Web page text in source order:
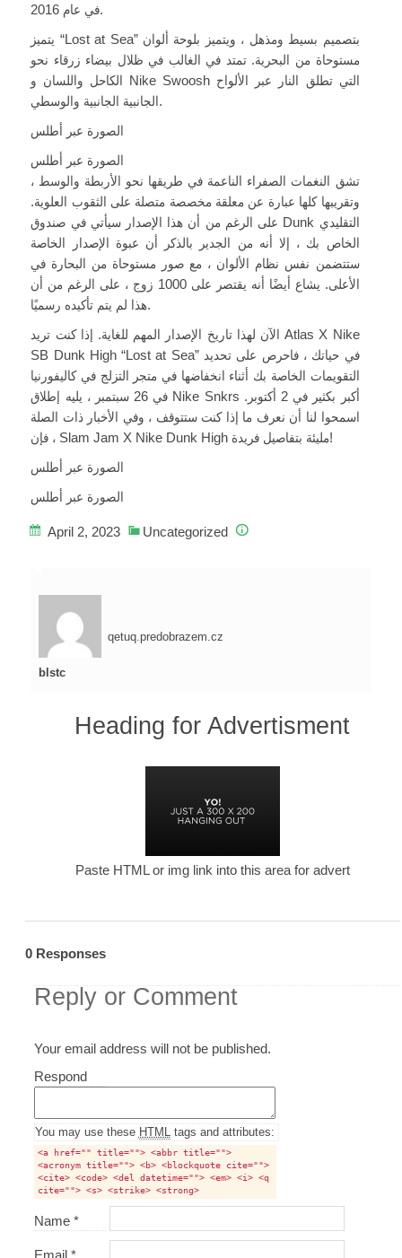
في عام 2016.
يتميز “Lost at Sea” بتصميم بسيط ومذهل ، ويتميز بلوحة ألوان
مستوحاة من البحرية. تمتد في الغالب في ظلال بيضاء زرقاء نحو
الكاحل واللسان و Nike Swoosh التي تطلق النار عبر الألواح
الجانبية الجانبية والوسطي.
الصورة عبر أطلس
الصورة عبر أطلس
تشق النغمات الصفراء الناعمة في طريقها نحو الأربطة والوسط ،
وتقريبها كلها عبارة عن معلقة مخصصة متصلة على الثقوب العلوية.
على الرغم من أن هذا الإصدار سيأتي في صندوق Dunk التقليدي
الخاص بك ، إلا أنه من الجدير بالذكر أن عبوة الإصدار الخاصة
ستتضمن نفس نظام الألوان ، مع صور مستوحاة من البحارة في
الأعلى. يشاع أيضًا أنه يقتصر على 1000 زوج ، على الرغم من أن
هذا لم يتم تأكيده رسميًا.
الآن لهذا تاريخ الإصدار المهم للغاية. إذا كنت تريد Atlas X Nike
SB Dunk High “Lost at Sea” في حياتك ، فاحرص على تحديد
التقويمات الخاصة بك أثناء انخفاضها في متجر التزلج في كاليفورنيا
في 26 سبتمبر ، يليه إطلاق Nike Snkrs أكبر بكثير في 2 أكتوبر.
اسمحوا لنا أن نعرف ما إذا كنت ستتوقف ، وفي الأخبار ذات الصلة
، فإن Slam Jam X Nike Dunk High مليئة بتفاصيل فريدة!
الصورة عبر أطلس
الصورة عبر أطلس
April 2, 2023 Uncategorized
blstc
qetuq.predobrazem.cz
Heading for Advertisment
Paste HTML or img link into this area for advert
0 Responses
Reply or Comment
Your email address will not be published.
RespondComment
You may use these HTML tags and attributes:
<a href="" title=""> <abbr title="">
<acronym title=""> <b> <blockquote cite="">
<cite> <code> <del datetime=""> <em> <i> <q
cite=""> <s> <strike> <strong>
Name *
Email *